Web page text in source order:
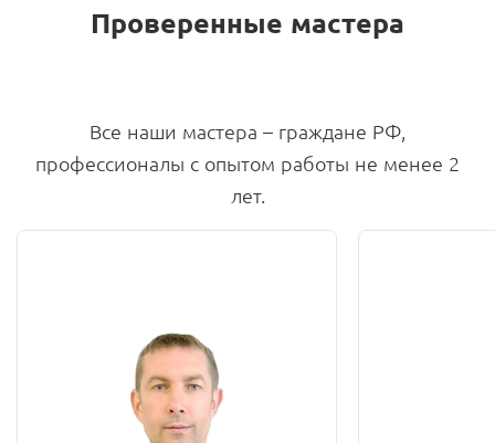
Проверенные мастера
Все наши мастера – граждане РФ,
профессионалы с опытом работы не менее 2
лет.